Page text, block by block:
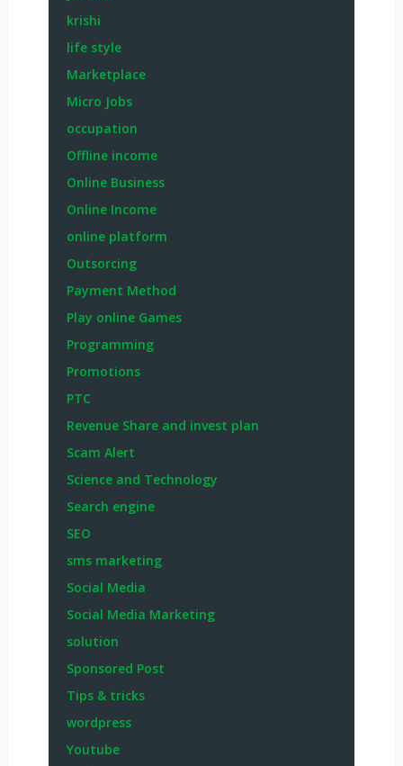
krishi
life style
Marketplace
Micro Jobs
occupation
Offline income
Online Business
Online Income
online platform
Outsorcing
Payment Method
Play online Games
Programming
Promotions
PTC
Revenue Share and invest plan
Scam Alert
Science and Technology
Search engine
SEO
sms marketing
Social Media
Social Media Marketing
solution
Sponsored Post
Tips & tricks
wordpress
Youtube